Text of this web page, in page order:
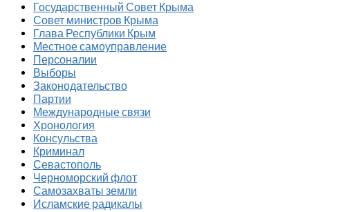
Государственный Совет Крыма
Совет министров Крыма
Глава Республики Крым
Местное самоуправление
Персоналии
Выборы
Законодательство
Партии
Международные связи
Хронология
Консульства
Криминал
Севастополь
Черноморский флот
Самозахваты земли
Исламские радикалы